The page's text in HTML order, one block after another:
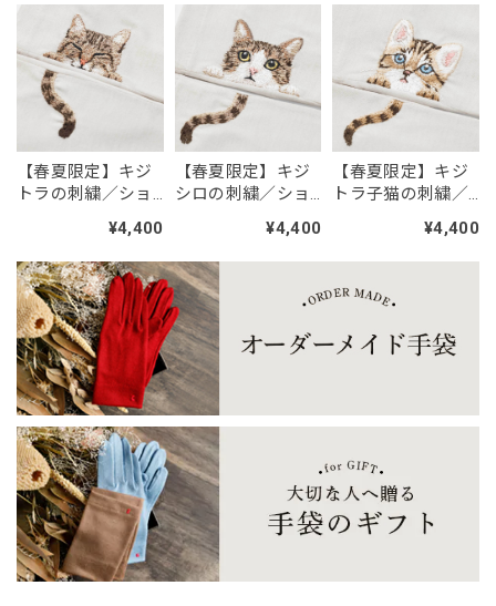
刺繍とっても可愛く、作りもしっかりしていてとても気に入
っています。 ただ伸縮性はあまりないので、腕がちょっと太
いわたくし
【春夏限定】ハチワレ猫の刺繍／ショート・ロング／東かがわで一貫製造／UVケア／コットン100％
ブラックレース
間であり、息子の大切なお嫁ちゃんのプレゼント用に再購入
致しました。絶対気に入ってくれる✌️
モカ（茶）
2026/07/28
No.4 柴犬
2026/07/28
【春夏限定】キジ
トラの刺繍／ショ
かがわで一貫製造
／UVケア／コット
ン100％
¥4,400
【春夏限定】キジ
シロの刺繍／ショ
かがわで一貫製造
／UVケア／コット
ン100％
¥4,400
【春夏限定】キジ
トラ子猫の刺繍／
／東かがわで一貫
製造／UVケア／コ
¥4,400